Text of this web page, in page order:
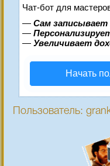
Чат-бот для
— Сам записывает
—
— Увеличивает
Начать
Пользователь: